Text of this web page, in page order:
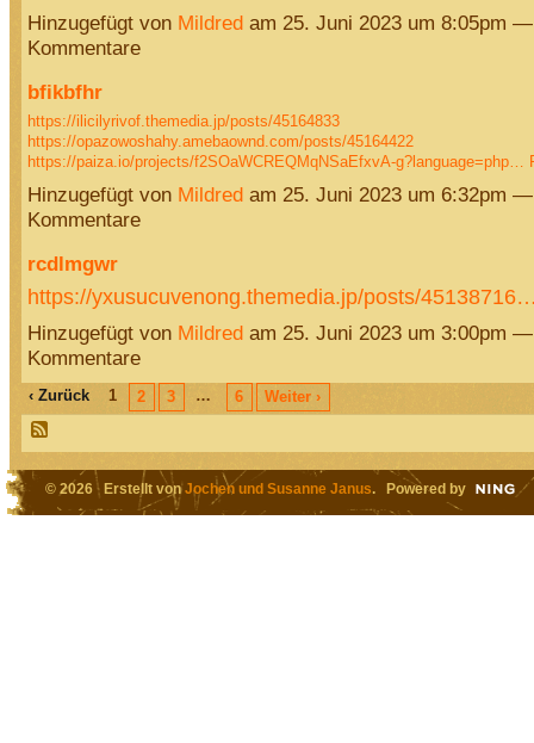
Hinzugefügt von Mildredam 25. Juni 2023 um 8:05pm
Kommentare
bfikbfhr
https://ilicilyrivof.themedia.jp/posts/45164833
https://opazowoshahy.amebaownd.com/posts/45164422
https://paiza.io/projects/f2SOaWCREQMqNSaEfxvA-g?language=php…
Hinzugefügt von Mildredam 25. Juni 2023 um 6:32pm
Kommentare
rcdlmgwr
https://yxusucuvenong.themedia.jp/posts/
Hinzugefügt von Mildredam 25. Juni 2023 um 3:00pm
Kommentare
‹ Zurück 1 2 3 … 6 Weiter ›
© 2026 Erstellt vonJochen und Susanne Janus. Powered by